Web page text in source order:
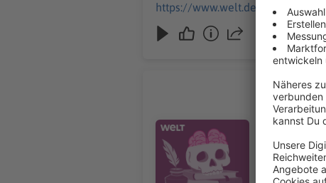
https://www.welt.de/services/
https://www.welt.de/services/
Audiotitel - Wie öffentliche
Wie
Bis Mitte
die Geschichte
Geschichte"
uns über Feedback an